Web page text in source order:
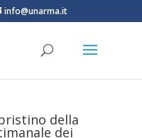
info@unarma.it
della
dei